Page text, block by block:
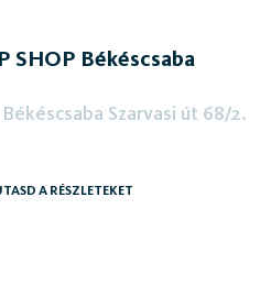
SHOP Békéscsaba
Szarvasi út 68/2.
A RÉSZLETEKET